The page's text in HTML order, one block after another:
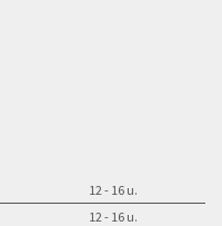
12 - 16 u.
12 - 16 u.